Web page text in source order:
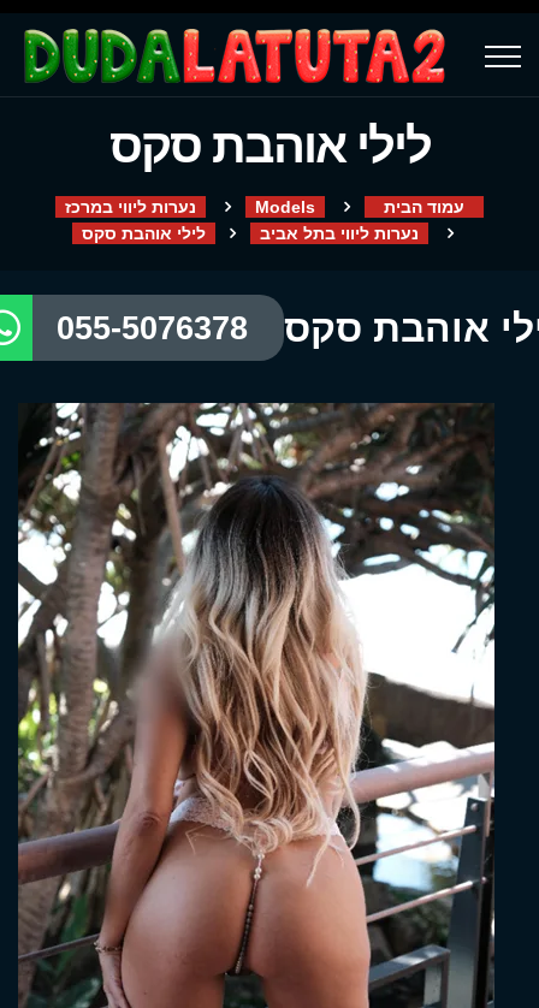
לילי אוהבת סקס
עמוד הבית Models
נערות ליווי במרכז
נערות ליווי בתל אביב
לילי אוהבת סקס
אוהבת סקס 055-5076378